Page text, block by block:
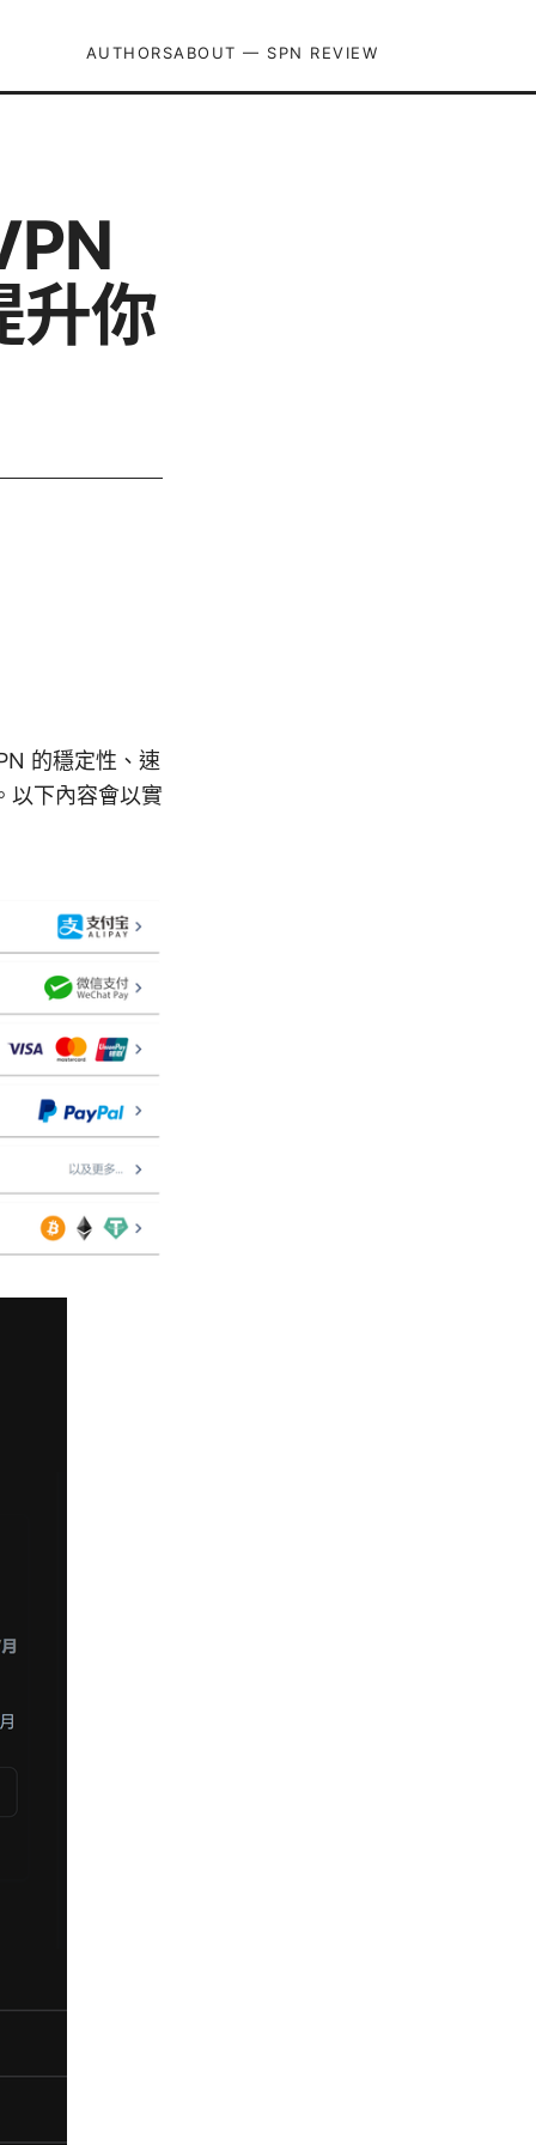
AUTHORSABOUT — SPN REVIEW
升你
的穩定性、速
以下內容會以實